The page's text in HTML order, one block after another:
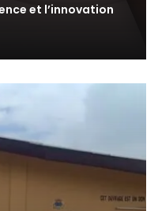
et l’innovation